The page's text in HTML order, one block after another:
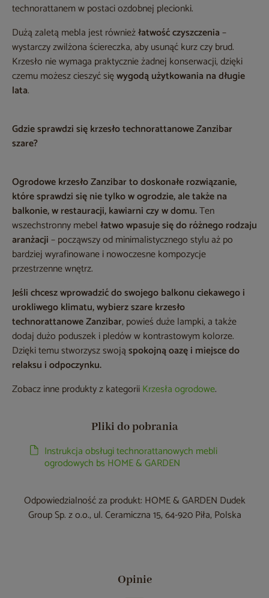
technorattanem w postaci ozdobnej plecionki.
Dużą zaletą mebla jest równieżłatwość czyszczenia–
wystarczy zwilżona ściereczka, aby usunąć kurz czy brud.
Krzesło nie wymaga praktycznie żadnej konserwacji, dzięki
czemu możesz cieszyć sięwygodą użytkowania na długie
lata.
Gdzie sprawdzi się krzesło technorattanowe Zanzibar
szare?
Ogrodowe krzesło Zanzibar to doskonałe rozwiązanie,
które sprawdzi się nie tylko w ogrodzie, ale także na
balkonie, w restauracji, kawiarni czy w domu.Ten
wszechstronny mebelłatwo wpasuje się do różnego rodzaju
aranżacji– począwszy od minimalistycznego stylu aż po
bardziej wyrafinowane i nowoczesne kompozycje
przestrzenne wnętrz.
Jeśli chcesz wprowadzić do swojego balkonu ciekawego i
urokliwego klimatu, wybierz szare krzesło
technorattanowe Zanzibar, powieś duże lampki, a także
dodaj dużo poduszek i pledów w kontrastowym kolorze.
Dzięki temu stworzysz swojąspokojną oazę i miejsce do
relaksu i odpoczynku.
Zobacz inne produkty z kategoriiKrzesła ogrodowe.
Pliki do pobrania
Instrukcja obsługi technorattanowych mebli
ogrodowych bs HOME & GARDEN
Odpowiedzialność za produkt: HOME & GARDEN Dudek
Group Sp. z o.o., ul. Ceramiczna 15, 64-920 Piła, Polska
Opinie